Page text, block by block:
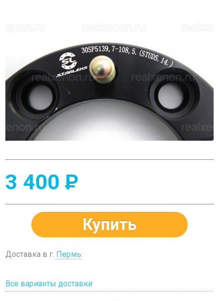
3 400 P
Купить
Доставка в г. Пермь:
Все варианты доставки